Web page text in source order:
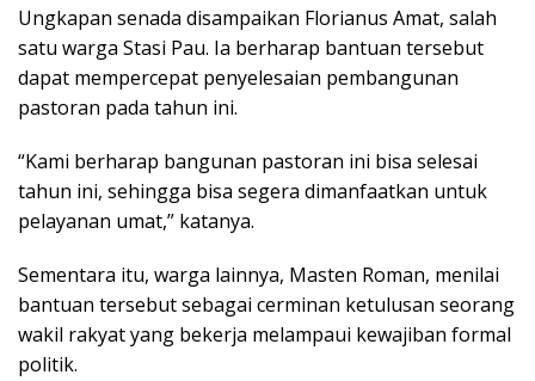
Ungkapan senada disampaikan Florianus Amat, salah
satu warga Stasi Pau. Ia berharap bantuan tersebut
dapat mempercepat penyelesaian pembangunan
pastoran pada tahun ini.
“Kami berharap bangunan pastoran ini bisa selesai
tahun ini, sehingga bisa segera dimanfaatkan untuk
pelayanan umat,” katanya.
Sementara itu, warga lainnya, Masten Roman, menilai
bantuan tersebut sebagai cerminan ketulusan seorang
wakil rakyat yang bekerja melampaui kewajiban formal
politik.